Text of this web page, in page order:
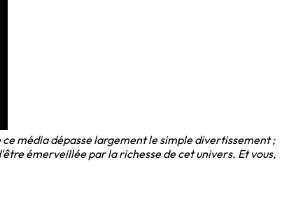
média dépasse largement le simple divertissement ;
émerveillée par la richesse de cet univers. Et vous,